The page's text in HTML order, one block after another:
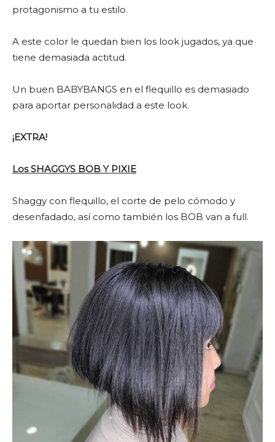
protagonismo a tu estilo.
A este color le quedan bien los look jugados, ya que
tiene demasiada actitud.
Un buen BABYBANGS en el flequillo es demasiado
para aportar personalidad a este look.
¡EXTRA!
Los SHAGGYS BOB Y PIXIE
Shaggy con flequillo, el corte de pelo cómodo y
desenfadado, así como también los BOB van a full.